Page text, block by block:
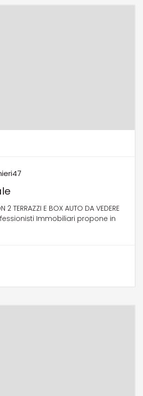
2 TERRAZZI E BOX AUTO DA VEDERE
Immobiliari propone in